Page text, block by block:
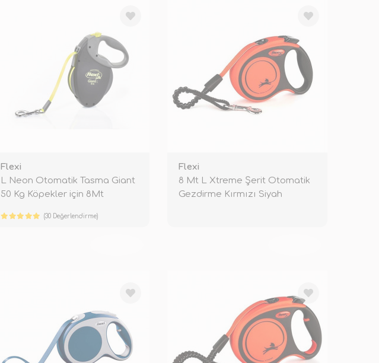
Flexi
L Neon Otomatik Tasma Giant
50 Kg Köpekler için 8Mt
(30 Değerlendirme)
Flexi
8 Mt L Xtreme Şerit Otomatik
Gezdirme Kırmızı Siyah